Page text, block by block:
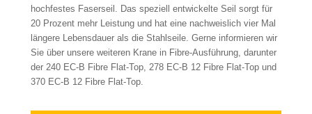
hochfestes Faserseil. Das speziell entwickelte Seil sorgt für
20 Prozent mehr Leistung und hat eine nachweislich vier Mal
längere Lebensdauer als die Stahlseile. Gerne informieren wir
Sie über unsere weiteren Krane in Fibre-Ausführung, darunter
der 240 EC-B Fibre Flat-Top, 278 EC-B 12 Fibre Flat-Top und
370 EC-B 12 Fibre Flat-Top.